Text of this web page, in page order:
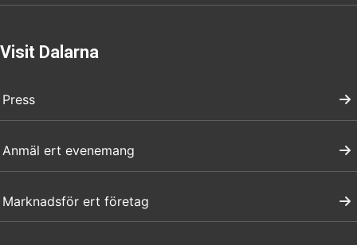
Visit Dalarna
Press
Anmäl ert evenemang
Marknadsför ert företag